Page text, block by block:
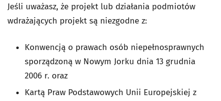
Jeśli uważasz, że projekt lub działania podmiotów
wdrażających projekt są niezgodne z:
Konwencją o prawach osób niepełnosprawnych
sporządzoną w Nowym Jorku dnia 13 grudnia
2006 r. oraz
Kartą Praw Podstawowych Unii Europejskiej z